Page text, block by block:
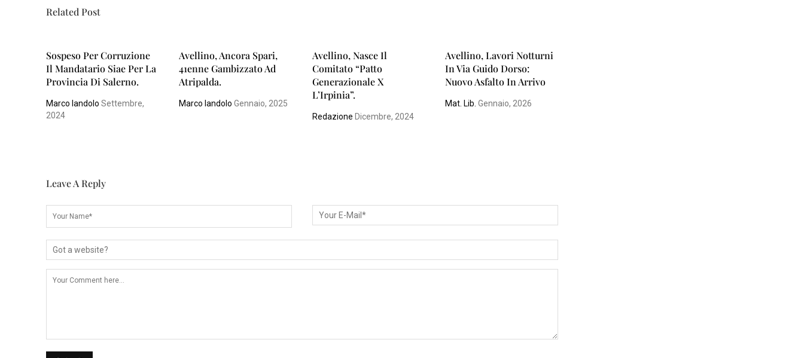
N
O
Related Post
Sospeso Per Corruzione
Il Mandatario Siae Per La
Provincia Di Salerno.
Marco Iandolo Settembre,
2024
Avellino, Ancora Spari,
41enne Gambizzato Ad
Atripalda.
Marco Iandolo Gennaio, 2025
Avellino, Nasce Il
Comitato “Patto
Generazionale X
L’Irpinia”.
Redazione Dicembre, 2024
Avellino, Lavori Notturni
In Via Guido Dorso:
Nuovo Asfalto In Arrivo
Mat. Lib. Gennaio, 2026
Leave A Reply